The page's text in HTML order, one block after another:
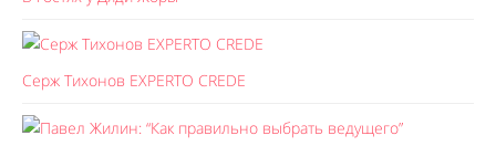
Серж Тихонов EXPERTO CREDE